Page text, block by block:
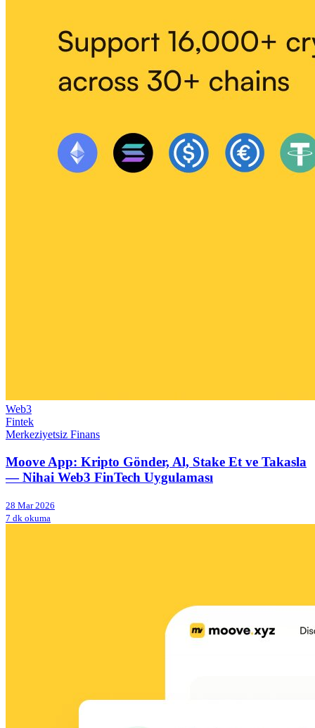
Web3
Fintek
Merkeziyetsiz Finans
Moove App: Kripto Gönder, Al, Stake Et ve Takasla
— Nihai Web3 FinTech Uygulaması
28 Mar 2026
7 dk okuma